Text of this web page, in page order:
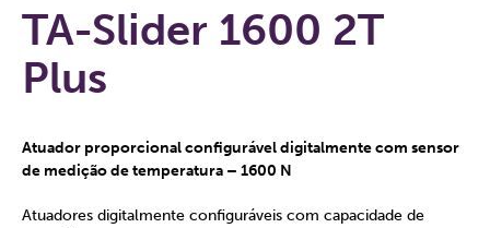
TA-Slider 1600 2T
Plus
Atuador proporcional configurável digitalmente com sensor
de medição de temperatura – 1600 N
Atuadores digitalmente configuráveis com capacidade de